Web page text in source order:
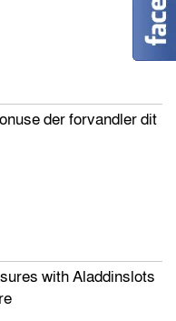
der forvandler dit
with Aladdinslots